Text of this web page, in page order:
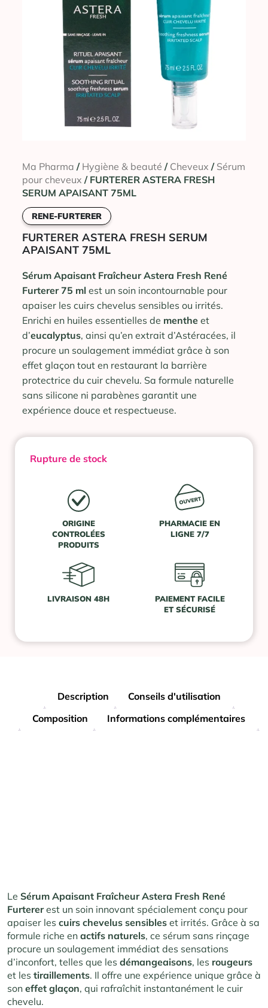
Ma Pharma / Hygiène & beauté / Cheveux / Sérum
pour cheveux / FURTERER ASTERA FRESH
SERUM APAISANT 75ML
RENE-FURTERER
FURTERER ASTERA FRESH SERUM
APAISANT 75ML
Sérum Apaisant Fraîcheur Astera Fresh René
Furterer 75 ml est un soin incontournable pour
apaiser les cuirs chevelus sensibles ou irrités.
Enrichi en huiles essentielles de menthe et
d’eucalyptus, ainsi qu’en extrait d’Astéracées, il
procure un soulagement immédiat grâce à son
effet glaçon tout en restaurant la barrière
protectrice du cuir chevelu. Sa formule naturelle
sans silicone ni parabènes garantit une
expérience douce et respectueuse.
Rupture de stock
ORIGINE
CONTROLÉES
PRODUITS
PHARMACIE EN
LIGNE 7/7
LIVRAISON 48H
PAIEMENT FACILE
ET SÉCURISÉ
Description
Conseils d'utilisation
Composition
Informations complémentaires
Le Sérum Apaisant Fraîcheur Astera Fresh René
Furtererest un soin innovant spécialement conçu pour
apaiser les cuirs chevelus sensibles et irrités. Grâce à sa
formule riche en actifs naturels, ce sérum sans rinçage
procure un soulagement immédiat des sensations
d’inconfort, telles que les démangeaisons, les rougeurs
et les tiraillements. Il offre une expérience unique grâce à
son effet glaçon, qui rafraîchit instantanément le cuir
chevelu.